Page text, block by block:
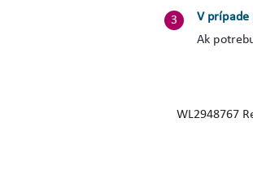
V
Ak
WL2948767